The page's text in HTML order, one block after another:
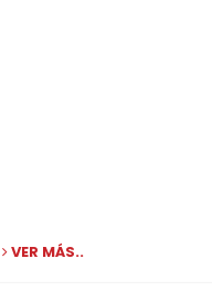
VER MÁS..